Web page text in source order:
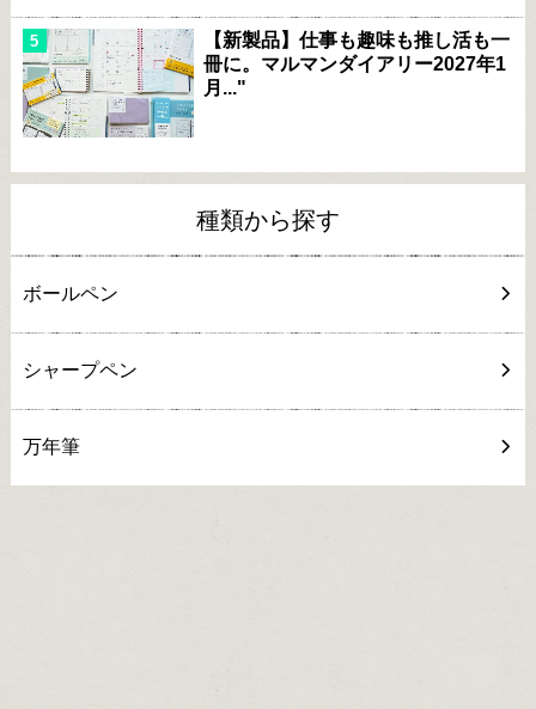
【新製品】仕事も趣味も推し活も一
冊に。マルマンダイアリー2027年1
月..."
種類から探す
ボールペン
シャープペン
万年筆